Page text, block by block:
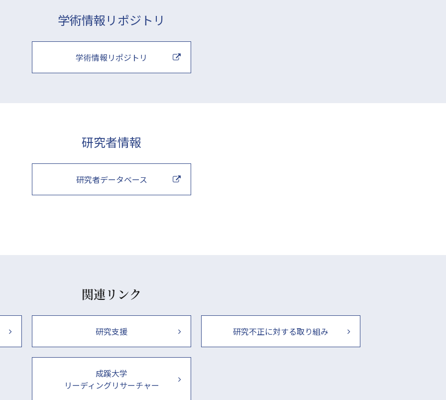
学術情報リポジトリ
学術情報リポジトリ
研究者情報
研究者データベース
関連リンク
研究支援 研究不正に対する取り組み
成蹊大学
リーディングリサーチャー